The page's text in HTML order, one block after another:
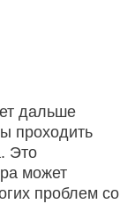
дальше
проходить
Это
может
проблем со